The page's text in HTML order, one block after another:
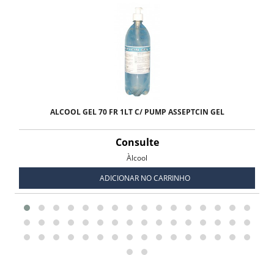
ALCOOL GEL 70 FR 1LT C/ PUMP ASSEPTCIN GEL
Consulte
Àlcool
ADICIONAR NO CARRINHO